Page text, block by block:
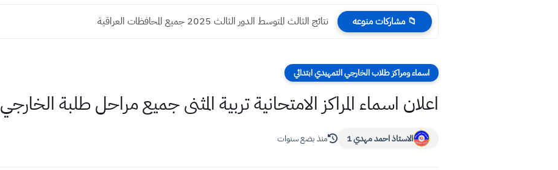
📁 مشاركات منوعه نتائج الثالث المتوسط الدور الثالث 2025 جميع المحافظات العراقية
اسماء ومراكز طلاب الخارجي التمهيدي ابتدائي
اعلان اسماء المراكز الامتحانية تربية المثنى جميع مراحل طلبة الخارجي 2025
الاستاذ احمد مهدي 1 منذ بضع سنوات